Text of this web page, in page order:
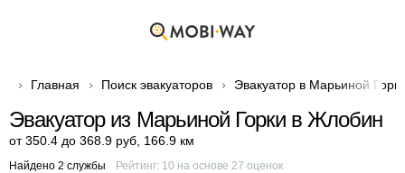
Главная Поиск эвакуаторов Эвакуатор в Марьиной
Эвакуатор из Марьиной Горки в Жлобин
от 350.4 до 368.9 руб 166.9 км
Найдено 2 службы Рейтинг: 10 на основе 27 оценок